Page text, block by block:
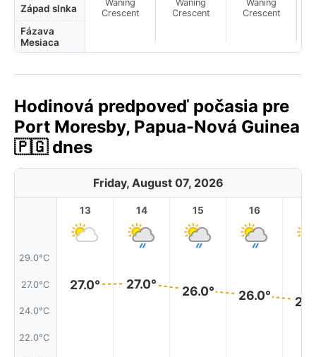
Západ slnka
Fázava
Mesiaca
Waning
Crescent
Waning
Crescent
Waning
Crescent
Hodinová predpoveď počasia pre
Port Moresby, Papua-Nová Guinea
🇵🇬 dnes
Friday, August 07, 2026
29.0°C
27.0°C
24.0°C
22.0°C
13
27.0°
14
27.0°
15
26.0°
16
26.0°